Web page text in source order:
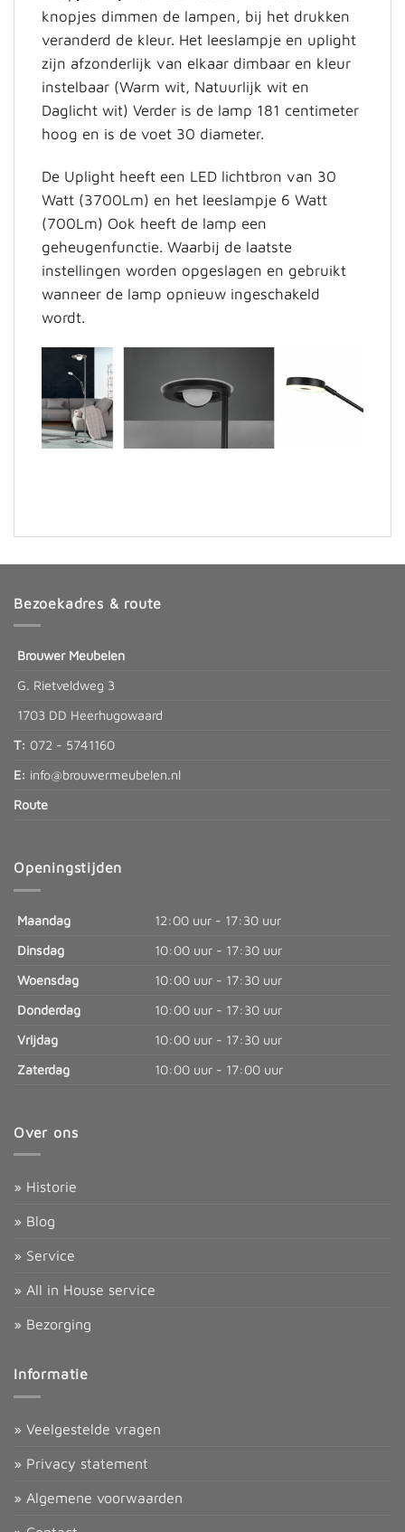
knopjes dimmen de lampen, bij het drukken
veranderd de kleur. Het leeslampje en uplight
zijn afzonderlijk van elkaar dimbaar en kleur
instelbaar (Warm wit, Natuurlijk wit en
Daglicht wit) Verder is de lamp 181 centimeter
hoog en is de voet 30 diameter.
De Uplight heeft een LED lichtbron van 30
Watt (3700Lm) en het leeslampje 6 Watt
(700Lm) Ook heeft de lamp een
geheugenfunctie. Waarbij de laatste
instellingen worden opgeslagen en gebruikt
wanneer de lamp opnieuw ingeschakeld
wordt.
Bezoekadres & route
Brouwer Meubelen
G. Rietveldweg 3
1703 DD Heerhugowaard
T: 072 - 5741160
E: info@brouwermeubelen.nl
Route
Openingstijden
Maandag
12:00 uur - 17:30 uur
Dinsdag
10:00 uur - 17:30 uur
Woensdag
10:00 uur - 17:30 uur
Donderdag
10:00 uur - 17:30 uur
Vrijdag
10:00 uur - 17:30 uur
Zaterdag
10:00 uur - 17:00 uur
Over ons
» Historie
» Blog
» Service
» All in House service
» Bezorging
Informatie
» Veelgestelde vragen
» Privacy statement
» Algemene voorwaarden